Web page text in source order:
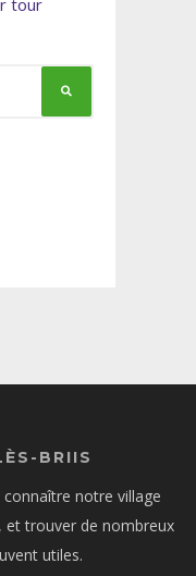
BRIIS
notre village
et trouver de nombreux
utiles.